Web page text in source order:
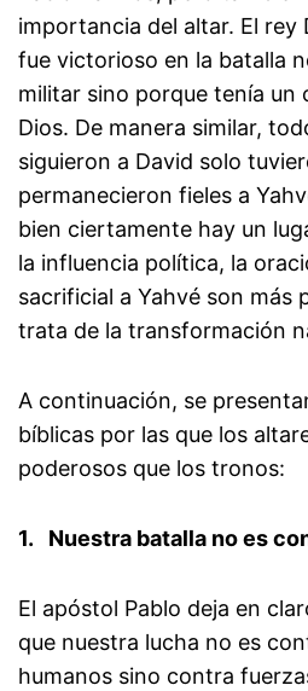
importancia del altar. El rey
fue victorioso en la batalla
militar sino porque tenía un
Dios. De manera similar,
siguieron a David solo
permanecieron fieles a
bien ciertamente hay un
la influencia política, la
sacrificial a Yahvé son más
trata de la transformación
A continuación, se
bíblicas por las que los
poderosos que los tronos:
1. Nuestra batalla no es
El apóstol Pablo deja en
que nuestra lucha no es
humanos sino contra